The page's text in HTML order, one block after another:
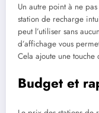
Un autre point à ne
station de recharge
peut l’utiliser sans
d’affichage vous
Cela ajoute une touche
Budget et